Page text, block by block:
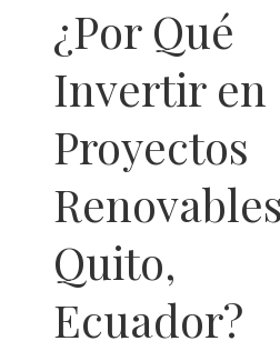
¿Por Qué
Invertir en
Proyectos
Quito,
Ecuador?